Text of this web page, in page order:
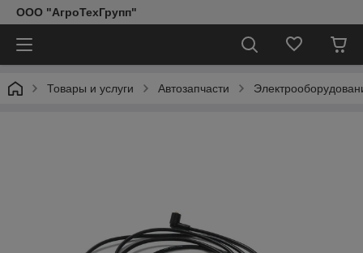
ООО "АгроТехГрупп"
Товары и услуги Автозапчасти